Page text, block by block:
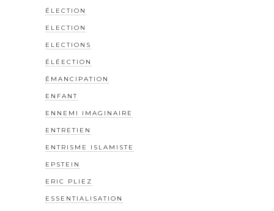
ÉLECTION
ELECTION
ELECTIONS
ÉLÉECTION
ÉMANCIPATION
ENFANT
ENNEMI IMAGINAIRE
ENTRETIEN
ENTRISME ISLAMISTE
EPSTEIN
ERIC PLIEZ
ESSENTIALISATION